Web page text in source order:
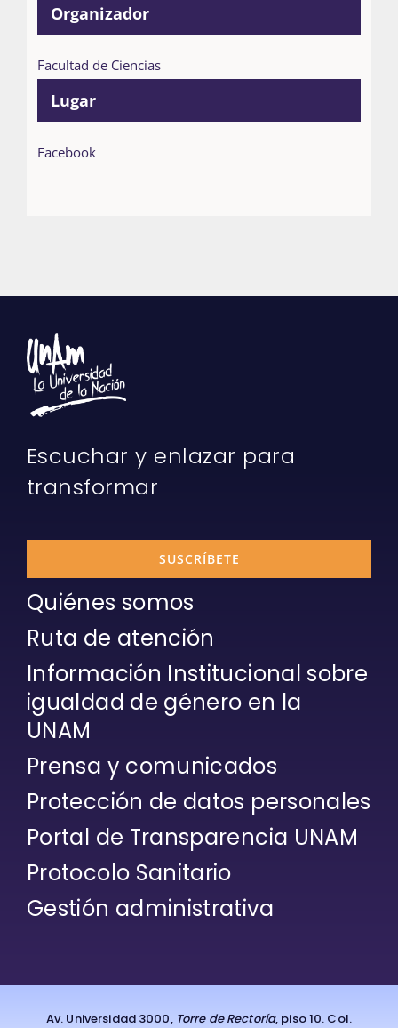
Lugar
Facebook
Organizador
Facultad de Ciencias
Escuchar y enlazar para
transformar
SUSCRÍBETE
Quiénes somos
Ruta de atención
Información Institucional sobre
igualdad de género en la
UNAM
Prensa y comunicados
Protección de datos personales
Portal de Transparencia UNAM
Protocolo Sanitario
Gestión administrativa
Av. Universidad 3000, Torre de Rectoría, piso 10. Col.